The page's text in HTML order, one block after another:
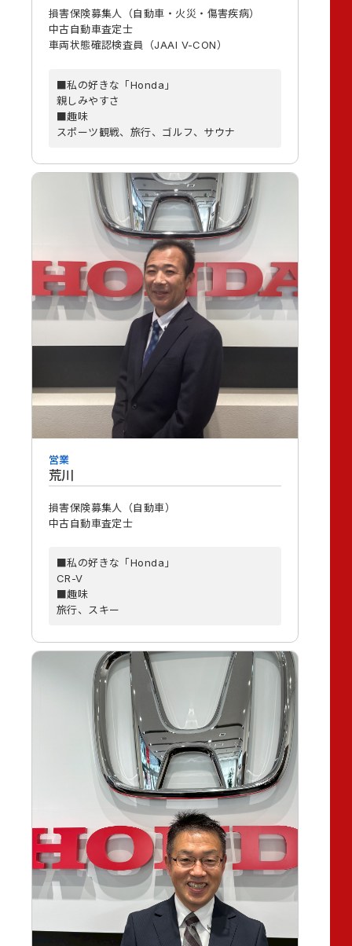
損害保険募集人（自動車・火災・傷害疾病）
中古自動車査定士
車両状態確認検査員（JAAI V-CON）
■私の好きな「Honda」
親しみやすさ
■趣味
スポーツ観戦、旅行、ゴルフ、サウナ
営業
荒川
損害保険募集人（自動車）
中古自動車査定士
■私の好きな「Honda」
CR-V
■趣味
旅行、スキー